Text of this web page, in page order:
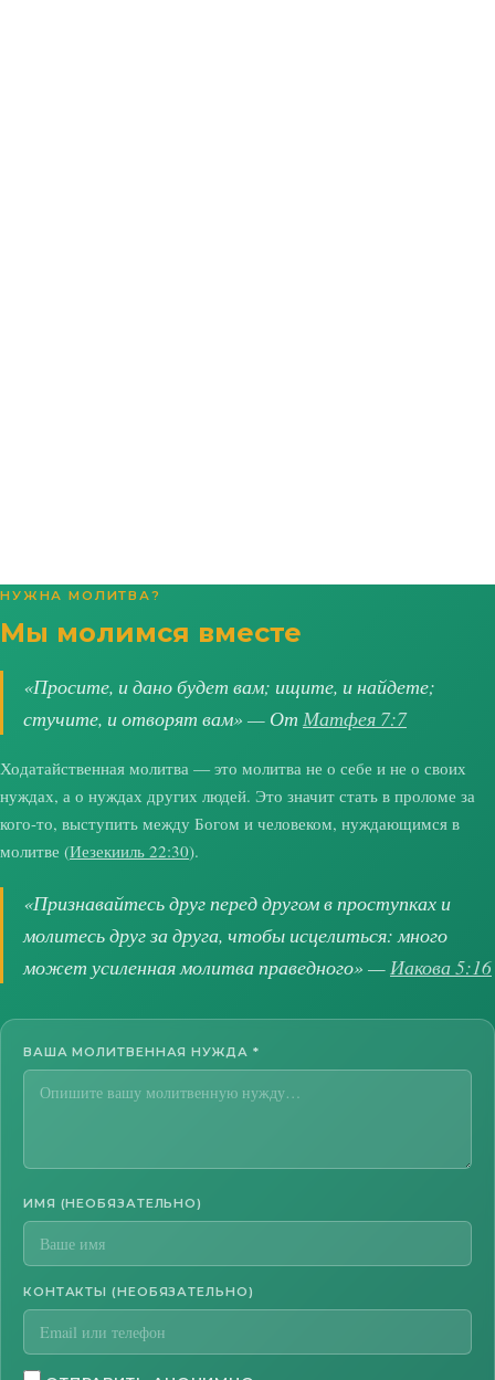
НУЖНА МОЛИТВА?
Мы молимся вместе
«Просите, и дано будет вам; ищите, и найдете;
стучите, и отворят вам» — От Матфея 7:7
Ходатайственная молитва — это молитва не о себе и не о своих
нуждах, а о нуждах других людей. Это значит стать в проломе за
кого-то, выступить между Богом и человеком, нуждающимся в
молитве (Иезекииль 22:30).
«Признавайтесь друг перед другом в проступках и
молитесь друг за друга, чтобы исцелиться: много
может усиленная молитва праведного» —Иакова 5:16
ВАША МОЛИТВЕННАЯ НУЖДА *
ИМЯ (НЕОБЯЗАТЕЛЬНО)
КОНТАКТЫ (НЕОБЯЗАТЕЛЬНО)